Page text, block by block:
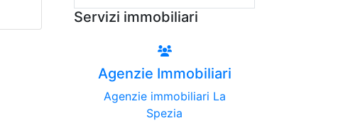
Servizi immobiliari
Agenzie Immobiliari
Agenzie immobiliari La
Spezia